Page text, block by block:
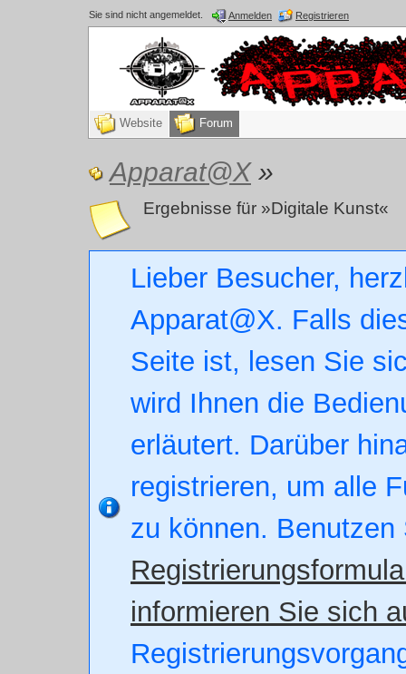
Sie sind nicht angemeldet. Anmelden Registrieren
Website Forum
Apparat@X»
Ergebnisse für »Digitale Kunst«
Lieber Besucher,
Apparat@X. Falls
Seite ist, lesen Sie
wird Ihnen die
erläutert. Darüber
registrieren, um alle
zu können. Benutzen
informieren Sie sich